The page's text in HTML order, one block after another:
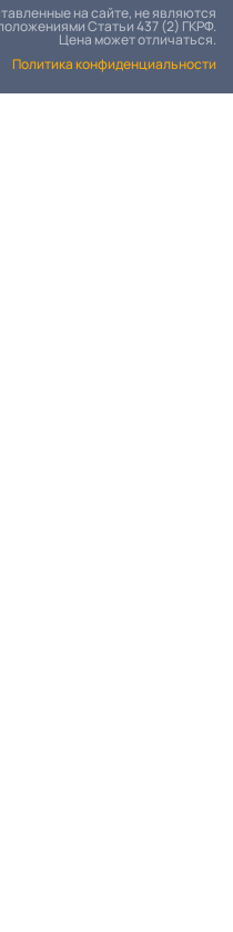
на сайте, не являются
Статьи 437 (2) ГКРФ.
Цена может отличаться.
Политика конфиденциальности